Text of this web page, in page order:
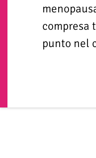
compresa
punto nel